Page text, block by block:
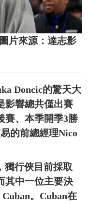
片來源：達志影
Doncic的驚天大
影響總共僅出賽
賽、本季開季3勝
的前總經理Nico
獨行俠目前採取
其中一位主要決
。Cuban在